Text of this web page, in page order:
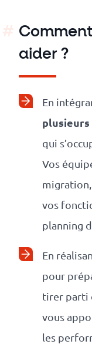
aider ?
En
plusieurs
qui
Vos
vos
planning
En
pour
tirer parti
vous
les